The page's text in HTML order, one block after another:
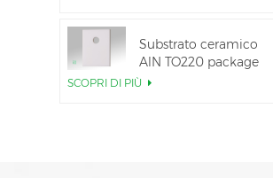
Substrato ceramico
AlN TO220 package
SCOPRI DI PIÙ